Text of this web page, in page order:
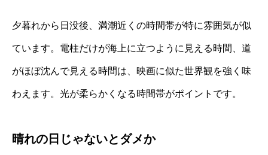
夕暮れから日没後、満潮近くの時間帯が特に雰囲気が似
ています。電柱だけが海上に立つように見える時間、道
がほぼ沈んで見える時間は、映画に似た世界観を強く味
わえます。光が柔らかくなる時間帯がポイントです。
晴れの日じゃないとダメか